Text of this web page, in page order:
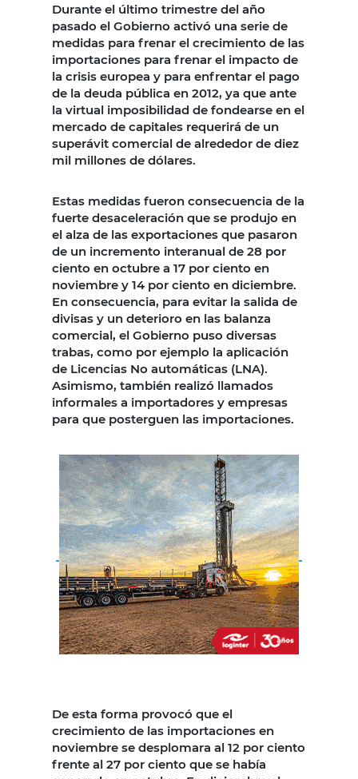
Durante el último trimestre del año
pasado el Gobierno activó una serie de
medidas para frenar el crecimiento de las
importaciones para frenar el impacto de
la crisis europea y para enfrentar el pago
de la deuda pública en 2012, ya que ante
la virtual imposibilidad de fondearse en el
mercado de capitales requerirá de un
superávit comercial de alrededor de diez
mil millones de dólares.
Estas medidas fueron consecuencia de la
fuerte desaceleración que se produjo en
el alza de las exportaciones que pasaron
de un incremento interanual de 28 por
ciento en octubre a 17 por ciento en
noviembre y 14 por ciento en diciembre.
En consecuencia, para evitar la salida de
divisas y un deterioro en las balanza
comercial, el Gobierno puso diversas
trabas, como por ejemplo la aplicación
de Licencias No automáticas (LNA).
Asimismo, también realizó llamados
informales a importadores y empresas
para que posterguen las importaciones.
De esta forma provocó que el
crecimiento de las importaciones en
noviembre se desplomara al 12 por ciento
frente al 27 por ciento que se había